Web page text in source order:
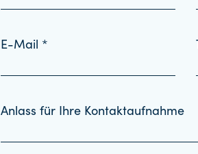
E-Mail *
Anlass für Ihre Kontaktaufnahme